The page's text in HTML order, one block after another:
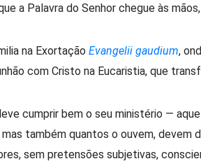
a Palavra do Senhor chegue às
na Exortação Evangelii gaudium,
com Cristo na Eucaristia, que
cumprir bem o seu ministério —
também quantos o ouvem, devem
sem pretensões subjetivas,